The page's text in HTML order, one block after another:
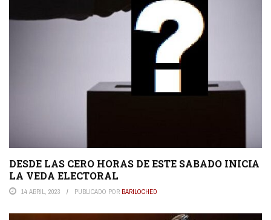
DESDE LAS CERO HORAS DE ESTE SABADO INICIA
LA VEDA ELECTORAL
14 ABRIL, 2023 PUBLICADO POR BARILOCHED